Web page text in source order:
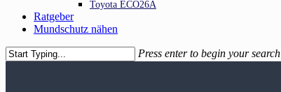
Toyota ECO26A
Ratgeber
Mundschutz nähen
Press enter to begin your search